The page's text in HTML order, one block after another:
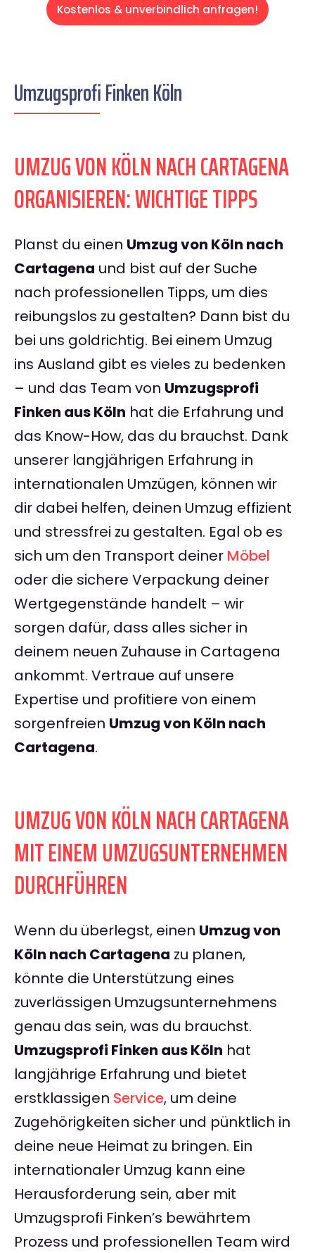
Kostenlos & unverbindlich anfragen!
Umzugsprofi Finken Köln
UMZUG VON KÖLN NACH CARTAGENA
ORGANISIEREN: WICHTIGE TIPPS
Planst du einen Umzug von Köln nach
Cartagena und bist auf der Suche
nach professionellen Tipps, um dies
reibungslos zu gestalten? Dann bist du
bei uns goldrichtig. Bei einem Umzug
ins Ausland gibt es vieles zu bedenken
– und das Team von Umzugsprofi
Finken aus Köln hat die Erfahrung und
das Know-How, das du brauchst. Dank
unserer langjährigen Erfahrung in
internationalen Umzügen, können wir
dir dabei helfen, deinen Umzug effizient
und stressfrei zu gestalten. Egal ob es
sich um den Transport deiner Möbel
oder die sichere Verpackung deiner
Wertgegenstände handelt – wir
sorgen dafür, dass alles sicher in
deinem neuen Zuhause in Cartagena
ankommt. Vertraue auf unsere
Expertise und profitiere von einem
sorgenfreien Umzug von Köln nach
Cartagena.
UMZUG VON KÖLN NACH CARTAGENA
MIT EINEM UMZUGSUNTERNEHMEN
DURCHFÜHREN
Wenn du überlegst, einen Umzug von
Köln nach Cartagena zu planen,
könnte die Unterstützung eines
zuverlässigen Umzugsunternehmens
genau das sein, was du brauchst.
Umzugsprofi Finken aus Köln hat
langjährige Erfahrung und bietet
erstklassigen Service, um deine
Zugehörigkeiten sicher und pünktlich in
deine neue Heimat zu bringen. Ein
internationaler Umzug kann eine
Herausforderung sein, aber mit
Umzugsprofi Finken’s bewährtem
Prozess und professionellen Team wird